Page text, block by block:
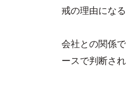
戒の理由にな
会社との関係
ースで判断さ